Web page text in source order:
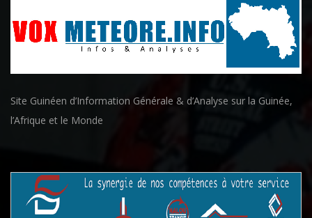
Site Guinéen d’Information Générale & d’Analyse sur la Guinée,
l’Afrique et le Monde